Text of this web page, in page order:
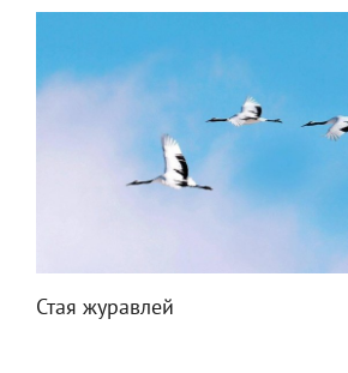
Стая журавлей